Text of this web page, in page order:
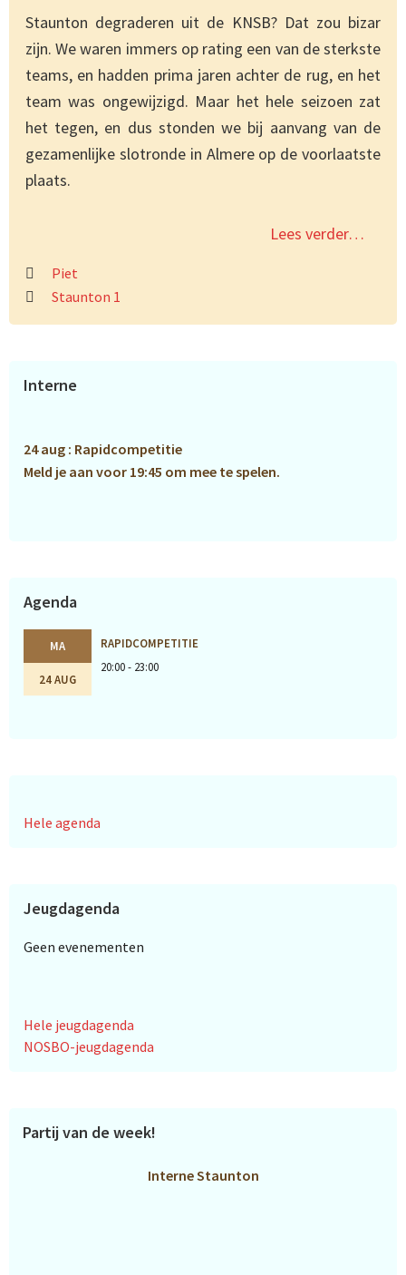
Staunton degraderen uit de KNSB? Dat zou bizar
zijn. We waren immers op rating een van de sterkste
teams, en hadden prima jaren achter de rug, en het
team was ongewijzigd. Maar het hele seizoen zat
het tegen, en dus stonden we bij aanvang van de
gezamenlijke slotronde in Almere op de voorlaatste
plaats.
Lees verder…
Piet
Staunton 1
Primaire
Interne
24 aug : Rapidcompetitie
Meld je aan voor 19:45 om mee te spelen.
Agenda
MA
24 AUG
RAPIDCOMPETITIE
20:00 - 23:00
Hele agenda
Jeugdagenda
Geen evenementen
Hele jeugdagenda
NOSBO-jeugdagenda
Partij van de week!
Interne Staunton